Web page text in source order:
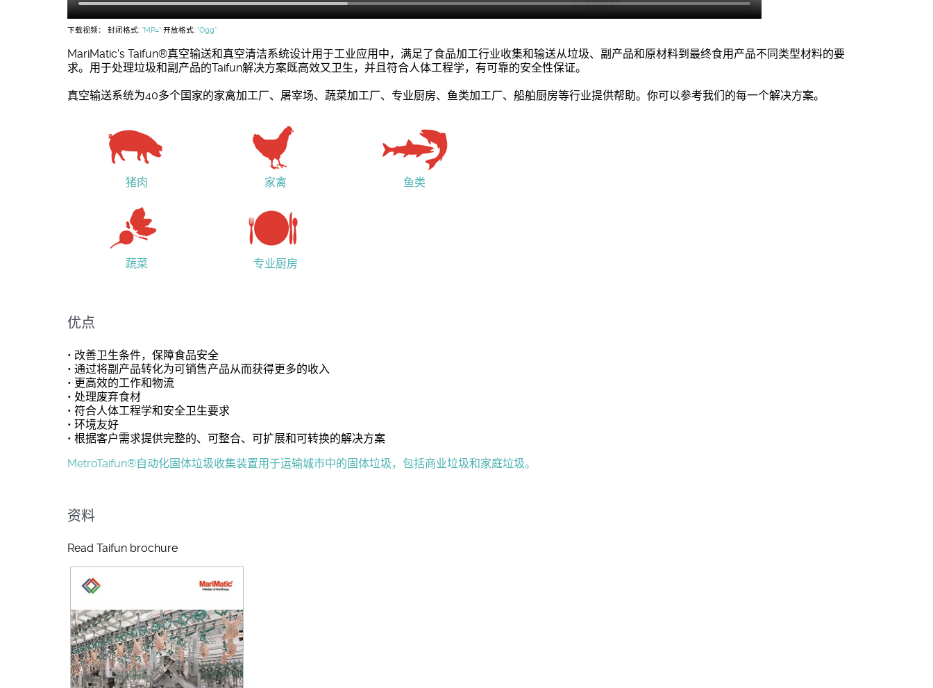
下载视频： 封闭格式: "MP4" 开放格式: "Ogg"
MariMatic's Taifun®真空输送和真空清洁系统设计用于工业应用中，满足了食品加工行业收集和输送从垃圾、副产品和原材料到最终食用产品不同类型材料的要
求。用于处理垃圾和副产品的Taifun解决方案既高效又卫生，并且符合人体工程学，有可靠的安全性保证。
真空输送系统为40多个国家的家禽加工厂、屠宰场、蔬菜加工厂、专业厨房、鱼类加工厂、船舶厨房等行业提供帮助。你可以参考我们的每一个解决方案。
猪肉 家禽 鱼类
蔬菜 专业厨房
优点
• 改善卫生条件，保障食品安全
• 通过将副产品转化为可销售产品从而获得更多的收入
• 更高效的工作和物流
• 处理废弃食材
• 符合人体工程学和安全卫生要求
• 环境友好
• 根据客户需求提供完整的、可整合、可扩展和可转换的解决方案
MetroTaifun®自动化固体垃圾收集装置用于运输城市中的固体垃圾，包括商业垃圾和家庭垃圾。
资料
Read Taifun brochure